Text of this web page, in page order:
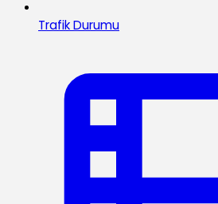
Trafik Durumu